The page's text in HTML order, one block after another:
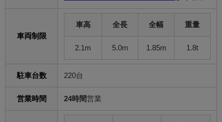
車両制限
車高 全長 全幅 重量
2.1m 5.0m 1.85m 1.8t
駐車台数 220台
営業時間 24時間営業